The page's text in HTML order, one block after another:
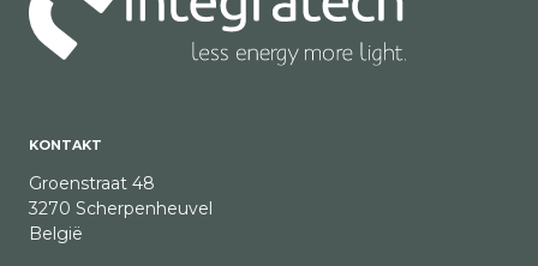
KONTAKT
Groenstraat 48
3270 Scherpenheuvel
België